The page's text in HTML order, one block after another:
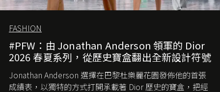
FASHION
#PFW：由 Jonathan Anderson 領軍的 Dior
2026 春夏系列，從歷史寶盒翻出全新設計符號
Jonathan Anderson 選擇在巴黎杜樂麗花園發佈他的首張
成績表，以獨特的方式打開承載著 Dior 歷史的寶盒，把經